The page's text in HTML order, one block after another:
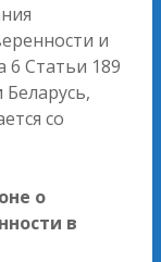
и
6 Статьи 189
со
о
в